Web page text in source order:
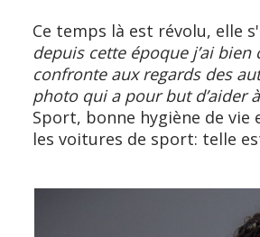
Ce temps là est révolu, elle
depuis cette époque j’ai
confronte aux regards des
photo qui a pour but d’aider
Sport, bonne hygiène de
les voitures de sport: telle